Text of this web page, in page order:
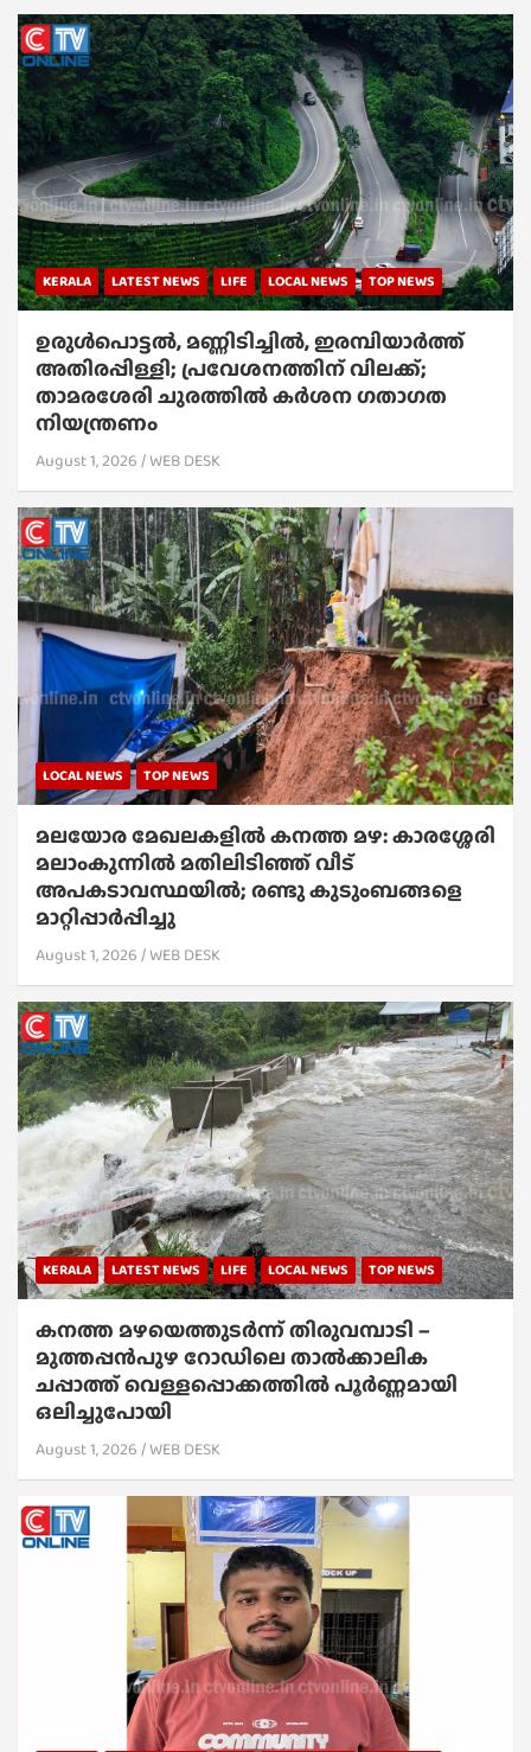
KERALA LATEST NEWS LIFE LOCAL NEWS TOP NEWS
ഉരുൾപൊട്ടൽ, മണ്ണിടിച്ചിൽ, ഇരമ്പിയാര്‍ത്ത്
അതിരപ്പിള്ളി; പ്രവേശനത്തിന് വിലക്ക്;
താമരശേരി ചുരത്തില്‍ കര്‍ശന ഗതാഗത
നിയന്ത്രണം
August 1, 2026 WEB DESK
LOCAL NEWS TOP NEWS
മലയോര മേഖലകളിൽ കനത്ത മഴ: കാരശ്ശേരി
മലാംകുന്നിൽ മതിലിടിഞ്ഞ് വീട്
അപകടാവസ്ഥയിൽ; രണ്ടു കുടുംബങ്ങളെ
മാറ്റിപ്പാർപ്പിച്ചു
August 1, 2026 WEB DESK
KERALA LATEST NEWS LIFE LOCAL NEWS TOP NEWS
കനത്ത മഴയെത്തുടർന്ന് തിരുവമ്പാടി –
മുത്തപ്പൻപുഴ റോഡിലെ താൽക്കാലിക
ചപ്പാത്ത് വെള്ളപ്പൊക്കത്തിൽ പൂർണ്ണമായി
ഒലിച്ചുപോയി
August 1, 2026 WEB DESK